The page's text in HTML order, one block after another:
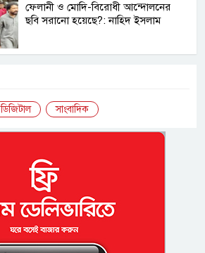
ফেলানী ও মোদি-বিরোধী আন্দোলনের
ছবি সরানো হয়েছে?: নাহিদ ইসলাম
ডিজিটাল সাংবাদিক